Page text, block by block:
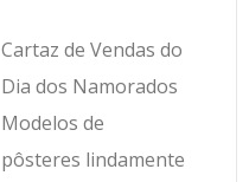
Cartaz de Vendas do
Dia dos Namorados
Modelos de
pôsteres lindamente